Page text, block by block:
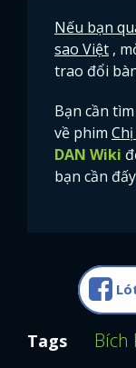
Nếu bạn
sao Việt ,
trao đổi
Bạn cần
về phim
DAN Wiki
bạn cần
Tags Bích